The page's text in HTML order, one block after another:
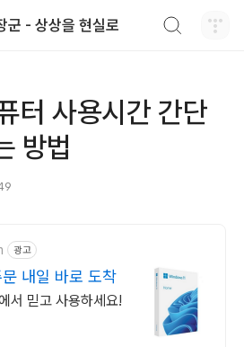
군 - 상상을 현실로
터 사용시간 간단
방법
광고
내일 바로 도착
서 믿고 사용하세요!